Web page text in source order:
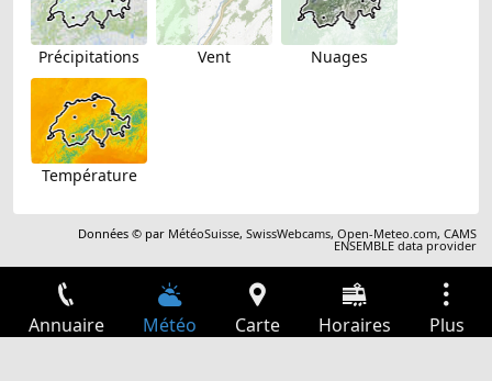
Précipitations Vent Nuages
Température
Données © par MétéoSuisse,SwissWebcams,Open-Meteo.com,CAMS
ENSEMBLE data provider
Annuaire Météo Carte Horaires Plus